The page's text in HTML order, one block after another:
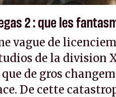
2 : que les
vague de
de la division
de gros
De cette